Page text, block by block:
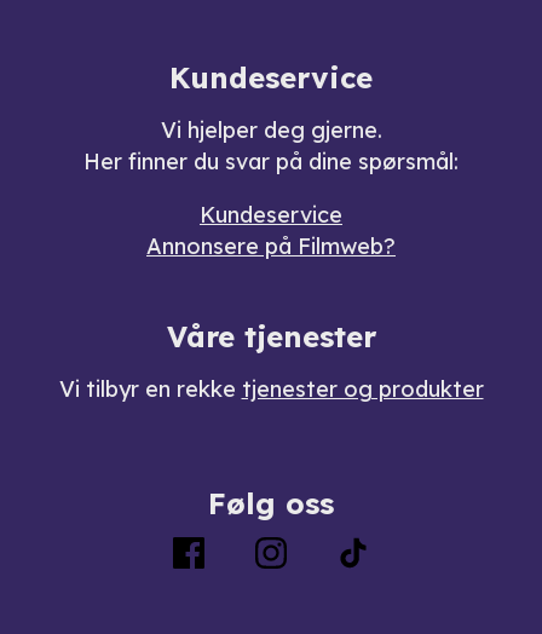
Kundeservice
Vi hjelper deg gjerne.
Her finner du svar på dine spørsmål:
Kundeservice
Annonsere på Filmweb?
Våre tjenester
Vi tilbyr en rekke tjenester og produkter
Følg oss